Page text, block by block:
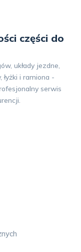
części do
układy jezdne,
i ramiona -
serwis